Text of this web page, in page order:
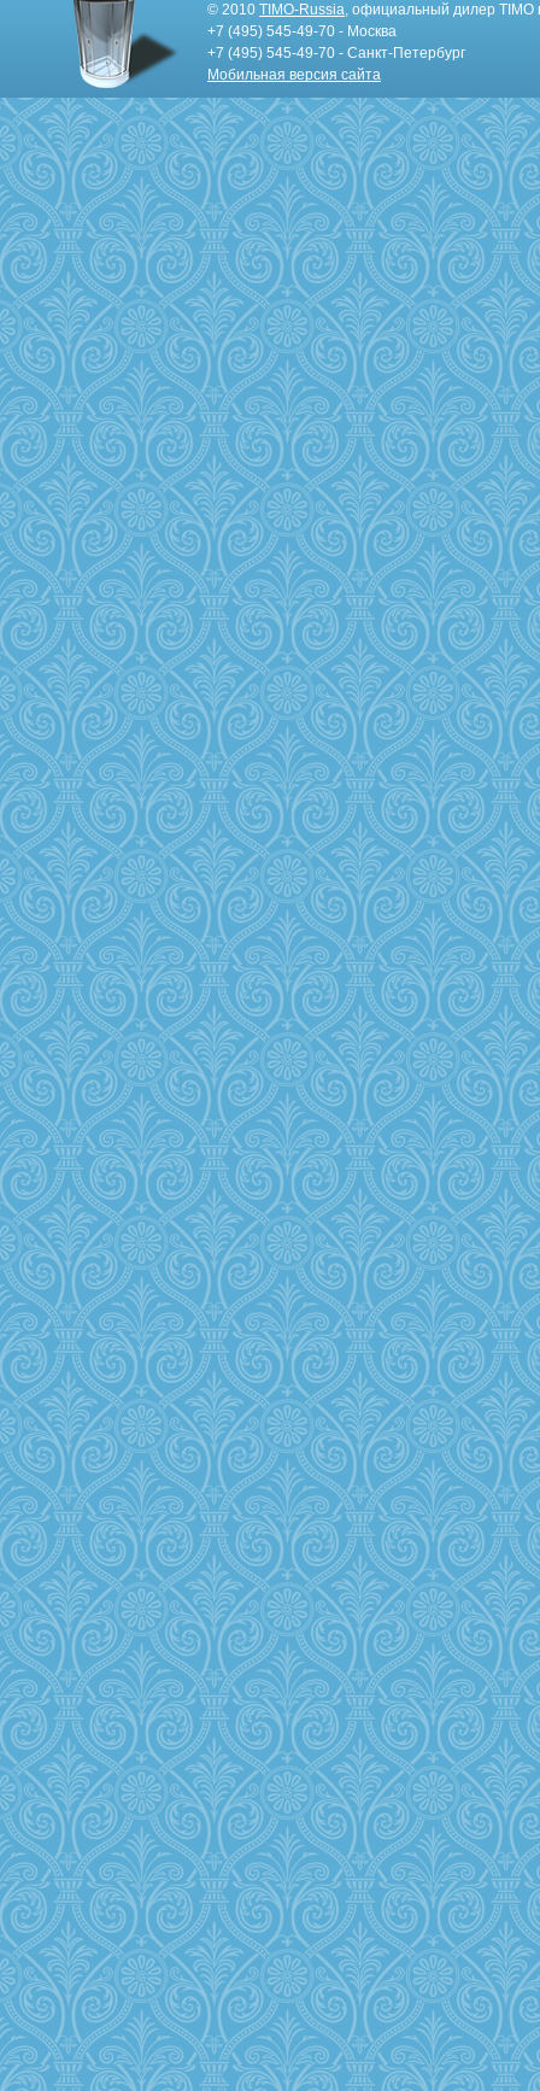
© 2010 TIMO-Russia, официальный дилер TIMO
+7 (495) 545-49-70 - Москва
+7 (495) 545-49-70 - Санкт-Петербург
Мобильная версия сайта